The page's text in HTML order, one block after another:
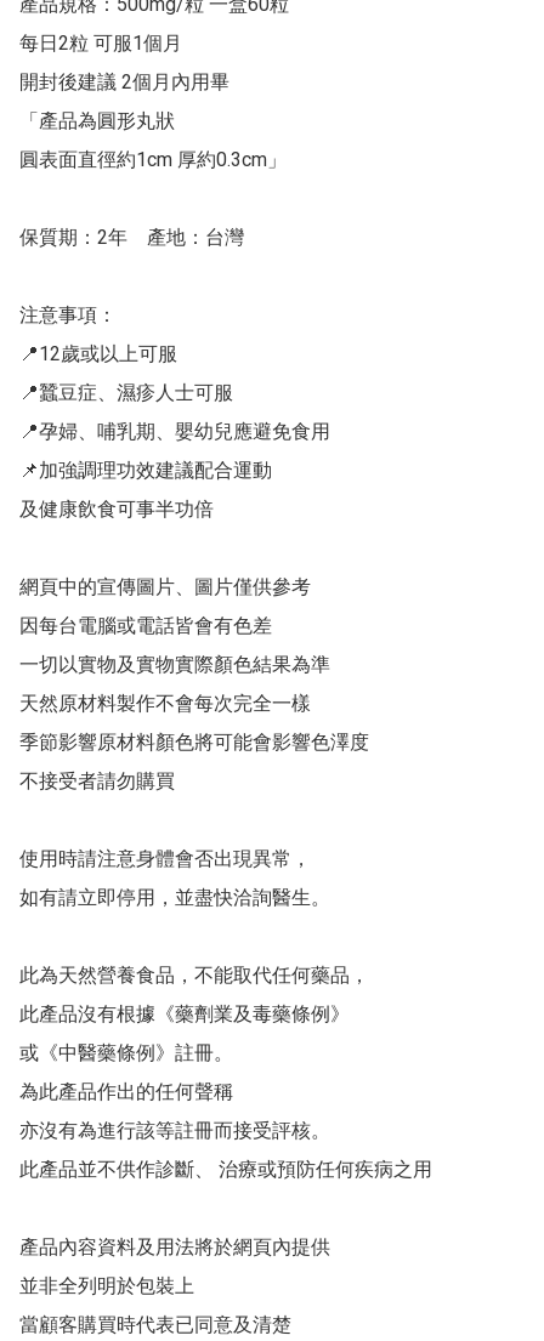
每日2粒 可服1個月
開封後建議 2個月內用畢
「產品為圓形丸狀
圓表面直徑約1cm 厚約0.3cm」
保質期：2年    產地：台灣
注意事項：
📍12歲或以上可服
📍蠶豆症、濕疹人士可服
📍孕婦、哺乳期、嬰幼兒應避免食用
📌加強調理功效建議配合運動
及健康飲食可事半功倍
網頁中的宣傳圖片、圖片僅供參考
因每台電腦或電話皆會有色差
一切以實物及實物實際顏色結果為準
天然原材料製作不會每次完全一樣
季節影響原材料顏色將可能會影響色澤度
不接受者請勿購買
使用時請注意身體會否出現異常，
如有請立即停用，並盡快洽詢醫生。
此為天然營養食品，不能取代任何藥品，
此產品沒有根據《藥劑業及毒藥條例》
或《中醫藥條例》註冊。
為此產品作出的任何聲稱
亦沒有為進行該等註冊而接受評核。
此產品並不供作診斷、 治療或預防任何疾病之用
產品內容資料及用法將於網頁內提供
並非全列明於包裝上
當顧客購買時代表已同意及清楚